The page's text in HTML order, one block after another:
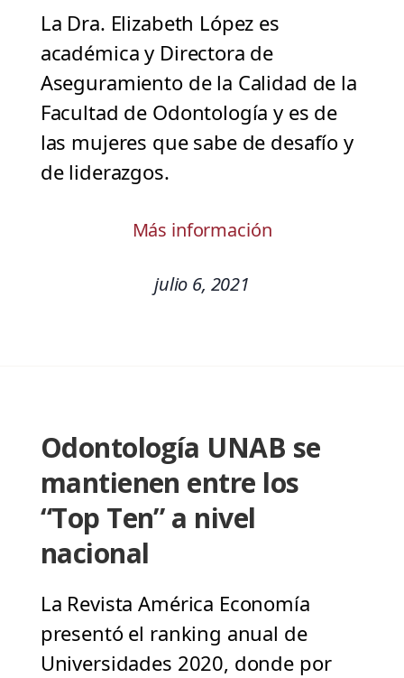
La Dra. Elizabeth López es
académica y Directora de
Aseguramiento de la Calidad de la
Facultad de Odontología y es de
las mujeres que sabe de desafío y
de liderazgos.
Más información
julio 6, 2021
Odontología UNAB se
mantienen entre los
“Top Ten” a nivel
nacional
La Revista América Economía
presentó el ranking anual de
Universidades 2020, donde por